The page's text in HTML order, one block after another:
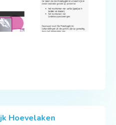
Hoevelaken